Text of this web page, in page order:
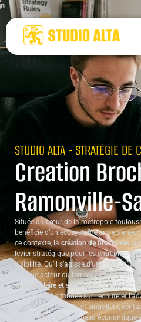
STUDIO ALTA - STRATÉGIE DE
Creation
Ramonville-
Située au cœur de la métropole
bénéficie d’un écosystème
ce contexte, lacréation de brochures
levier stratégique pour les entreprises
visibilité. Qu’il s’agisse d’une PME,
chaque acteur du territoire peut se
visuelle claire et structurée. Studio
une approche fondée sur l’écoute et
supports percutants et singuliers,
locale et les défis du tissu économique